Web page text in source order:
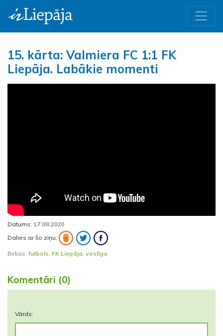
15. kārta: Valmiera FC 1:1 FK
Liepāja. Labākie momenti
Datums: 17.08.2020
Dalies ar šo ziņu:
Birkas:futbols FK Liepāja virslīga
Komentāri (0)
Vārds: